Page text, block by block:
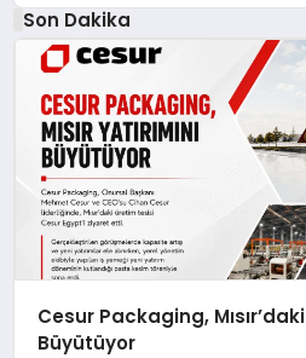
Son Dakika
Cesur Packaging,
Büyütüyor